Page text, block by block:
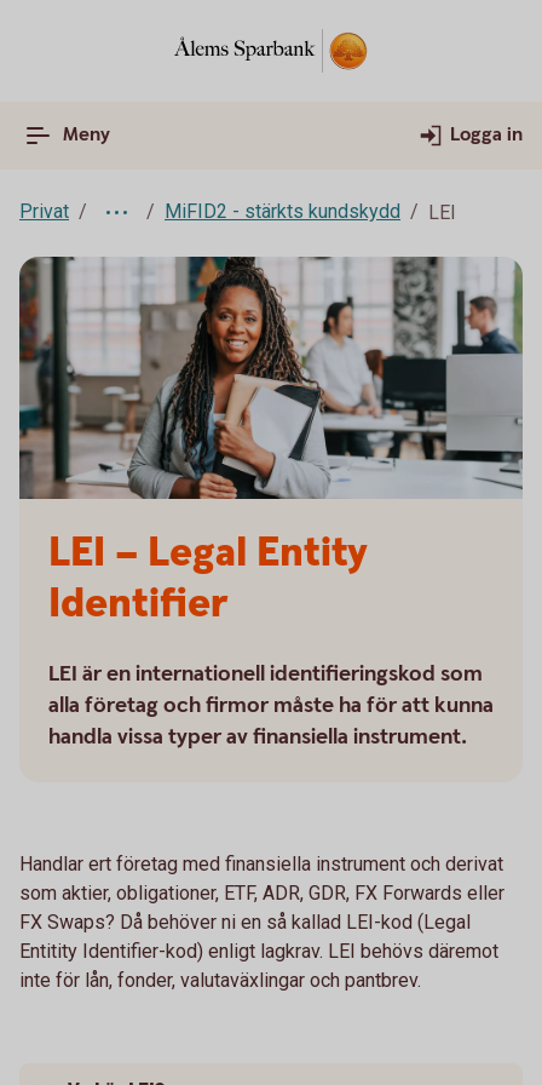
Meny Logga in
Privat MiFID2 - stärkts kundskydd LEI
LEI – Legal Entity
Identifier
LEI är en internationell identifieringskod som
alla företag och firmor måste ha för att kunna
handla vissa typer av finansiella instrument.
Handlar ert företag med finansiella instrument och derivat
som aktier, obligationer, ETF, ADR, GDR, FX Forwards eller
FX Swaps? Då behöver ni en så kallad LEI-kod (Legal
Entitity Identifier-kod) enligt lagkrav. LEI behövs däremot
inte för lån, fonder, valutaväxlingar och pantbrev.